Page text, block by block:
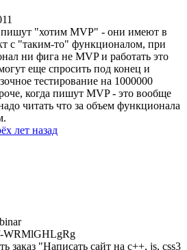
"хотим MVP" - они имеют в
с "таким-то" функционалом, при
ни фига не MVP и работать это
еще спросить под конец и
тестирование на 1000000
когда пишут MVP - это вообще
читать что за объем функционала
лет назад
WRMlGHLgRg
заказ "Написать сайт на c++, js, css3